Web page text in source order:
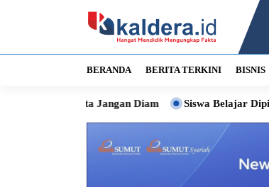
BERANDA BERITA TERKINI BISNIS
Siswa Belajar Dipisah Tirai,